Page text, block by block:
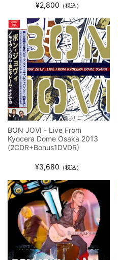
¥2,800 （税込）
BON JOVI - Live From
Kyocera Dome Osaka 2013
(2CDR+Bonus1DVDR)
¥3,680 （税込）